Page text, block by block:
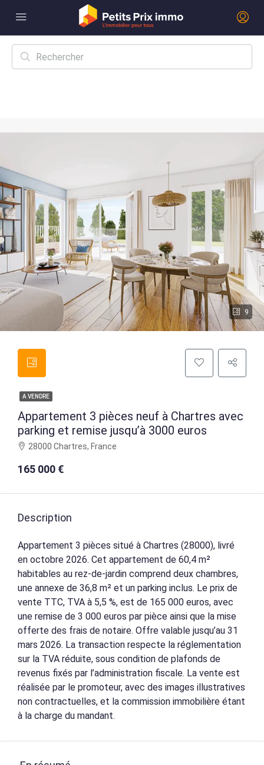
9
A VENDRE
Appartement 3 pièces neuf à Chartres avec
parking et remise jusqu’à 3000 euros
28000 Chartres, France
165 000 €
Description
Appartement 3 pièces situé à Chartres (28000), livré
en octobre 2026. Cet appartement de 60,4 m²
habitables au rez-de-jardin comprend deux chambres,
une annexe de 36,8 m² et un parking inclus. Le prix de
vente TTC, TVA à 5,5 %, est de 165 000 euros, avec
une remise de 3 000 euros par pièce ainsi que la mise
offerte des frais de notaire. Offre valable jusqu’au 31
mars 2026. La transaction respecte la réglementation
sur la TVA réduite, sous condition de plafonds de
revenus fixés par l’administration fiscale. La vente est
réalisée par le promoteur, avec des images illustratives
non contractuelles, et la commission immobilière étant
à la charge du mandant.